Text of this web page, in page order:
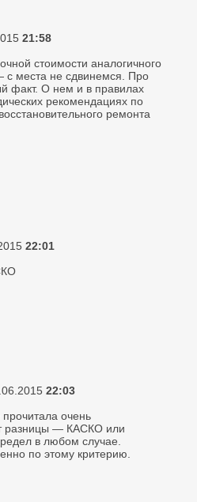
21:58
стоимости аналогичного
с места не сдвинемся. Про
факт. О нем и в правилах
рекомендациях по
ремонта
22:01
22:03
прочитала очень
разницы — КАСКО или
в любом случае.
по этому критерию.